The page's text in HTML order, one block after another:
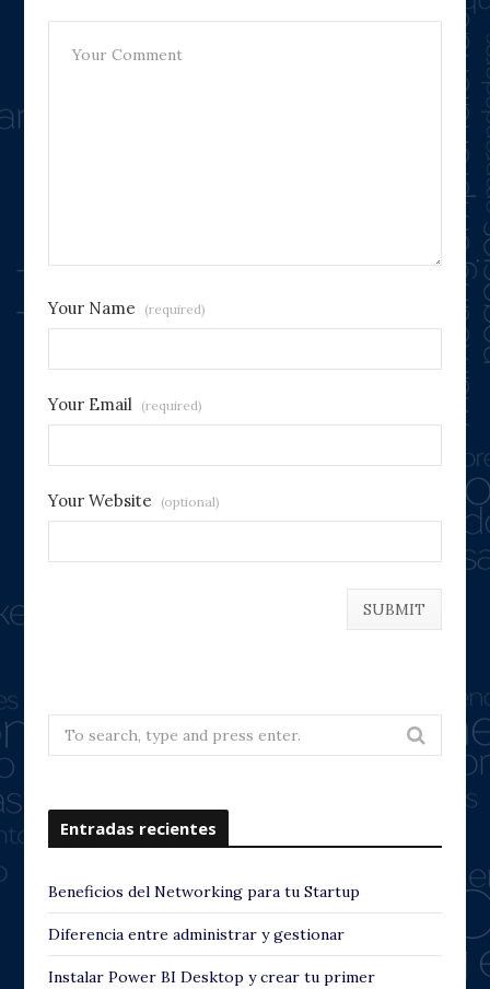
Your Name (required)
Your Email (required)
Your Website (optional)
Search
for:
Entradas recientes
Beneficios del Networking para tu Startup
Diferencia entre administrar y gestionar
Instalar Power BI Desktop y crear tu primer